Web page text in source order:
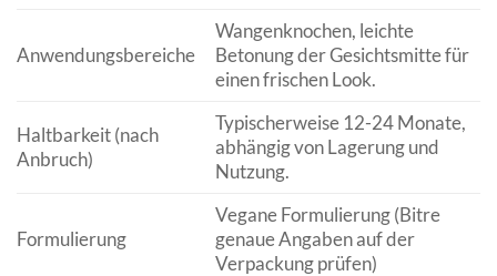
Anwendungsbereiche
Wangenknochen, leichte
Betonung der Gesichtsmitte für
einen frischen Look.
Haltbarkeit (nach
Anbruch)
Typischerweise 12-24 Monate,
abhängig von Lagerung und
Nutzung.
Formulierung
Vegane Formulierung (Bitre
genaue Angaben auf der
Verpackung prüfen)